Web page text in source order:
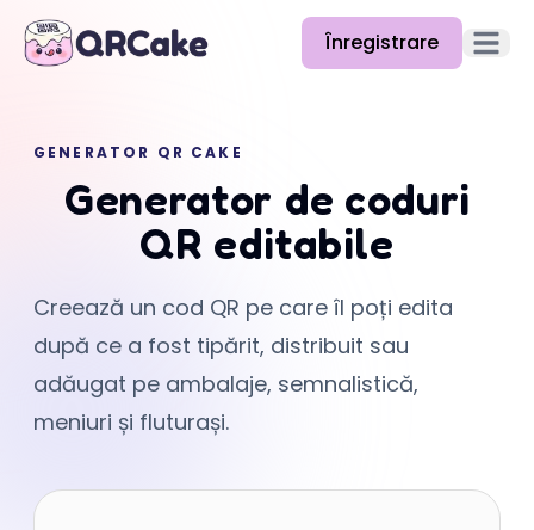
Înregistrare
Prețuri
Blog
Ajutor
API
GENERATOR QR CAKE
Generator de coduri
QR editabile
Creează un cod QR pe care îl poți edita
după ce a fost tipărit, distribuit sau
adăugat pe ambalaje, semnalistică,
meniuri și fluturași.